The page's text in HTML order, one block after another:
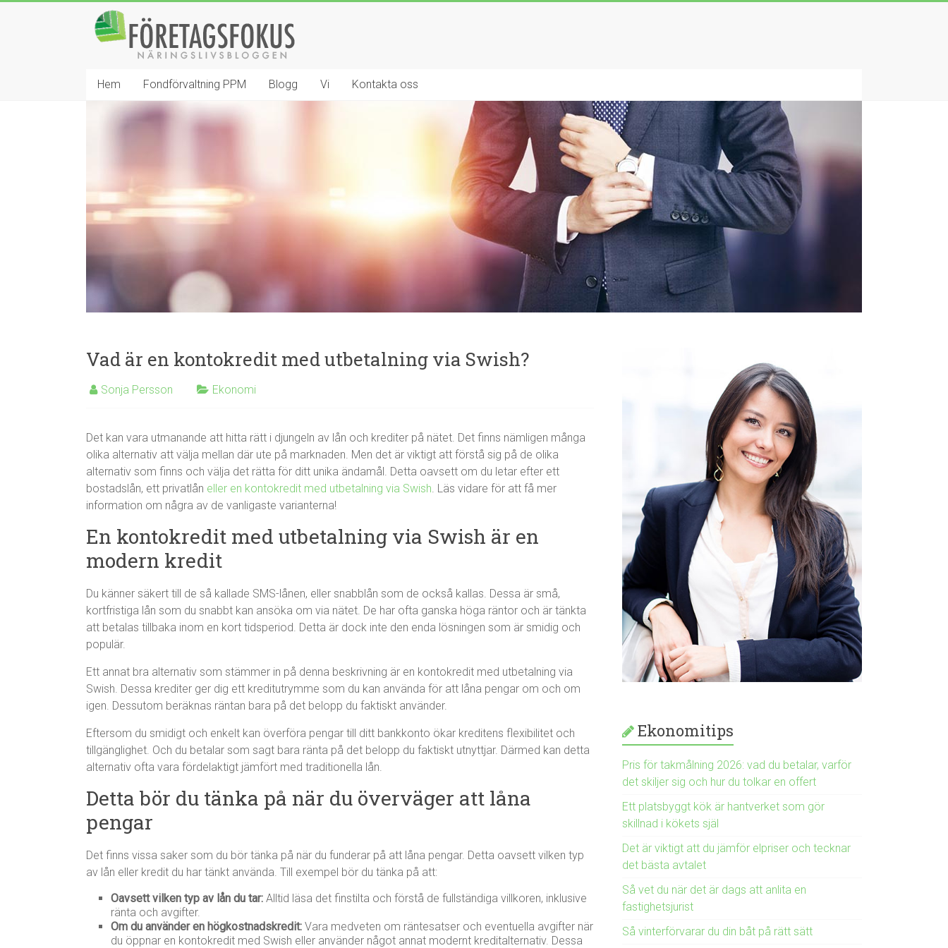
Företagsfokus
Näringslivsbloggen
Hem Fondförvaltning PPM Blogg Vi Kontakta oss
Vad är en kontokredit med utbetalning via Swish?
Sonja Persson Ekonomi
Det kan vara utmanande att hitta rätt i djungeln av lån och krediter på nätet. Det finns nämligen många
olika alternativ att välja mellan där ute på marknaden. Men det är viktigt att förstå sig på de olika
alternativ som finns och välja det rätta för ditt unika ändamål. Detta oavsett om du letar efter ett
bostadslån, ett privatlån eller en kontokredit med utbetalning via Swish. Läs vidare för att få mer
information om några av de vanligaste varianterna!
En kontokredit med utbetalning via Swish är en
modern kredit
Du känner säkert till de så kallade SMS-lånen, eller snabblån som de också kallas. Dessa är små,
kortfristiga lån som du snabbt kan ansöka om via nätet. De har ofta ganska höga räntor och är tänkta
att betalas tillbaka inom en kort tidsperiod. Detta är dock inte den enda lösningen som är smidig och
populär.
Ett annat bra alternativ som stämmer in på denna beskrivning är en kontokredit med utbetalning via
Swish. Dessa krediter ger dig ett kreditutrymme som du kan använda för att låna pengar om och om
igen. Dessutom beräknas räntan bara på det belopp du faktiskt använder.
Eftersom du smidigt och enkelt kan överföra pengar till ditt bankkonto ökar kreditens flexibilitet och
tillgänglighet. Och du betalar som sagt bara ränta på det belopp du faktiskt utnyttjar. Därmed kan detta
alternativ ofta vara fördelaktigt jämfört med traditionella lån.
Detta bör du tänka på när du överväger att låna
pengar
Det finns vissa saker som du bör tänka på när du funderar på att låna pengar. Detta oavsett vilken typ
av lån eller kredit du har tänkt använda. Till exempel bör du tänka på att:
Oavsett vilken typ av lån du tar: Alltid läsa det finstilta och förstå de fullständiga villkoren, inklusive
ränta och avgifter.
Om du använder en högkostnadskredit: Vara medveten om räntesatser och eventuella avgifter när
du öppnar en kontokredit med Swish eller använder något annat modernt kreditalternativ. Dessa
Ekonomitips
Pris för takmålning 2026: vad du betalar, varför
det skiljer sig och hur du tolkar en offert
Ett platsbyggt kök är hantverket som gör
skillnad i kökets själ
Det är viktigt att du jämför elpriser och tecknar
det bästa avtalet
Så vet du när det är dags att anlita en
fastighetsjurist
Så vinterförvarar du din båt på rätt sätt